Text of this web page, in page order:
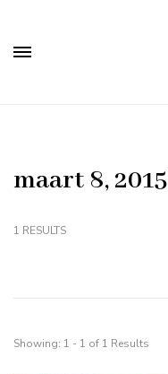
to
maart 8, 2015
1 RESULTS
Showing: 1 - 1 of 1 Results